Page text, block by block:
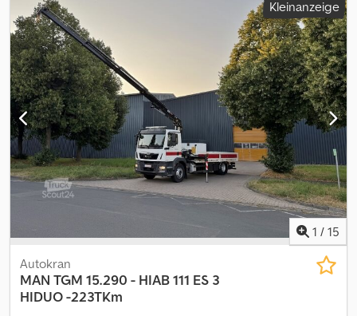
vorbehalten! Codjzf N Avspfx Amvjha - .
Kleinanzeige
1 / 15
Autokran
MAN TGM 15.290 - HIAB 111 ES 3
HIDUO -223TKm